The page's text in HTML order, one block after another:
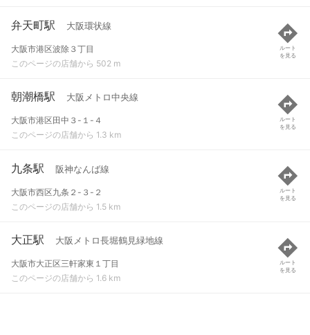
弁天町駅 大阪環状線
大阪市港区波除３丁目
このページの店舗から 502 m
ルート
を見る
朝潮橋駅 大阪メトロ中央線
大阪市港区田中３-１-４
このページの店舗から 1.3 km
ルート
を見る
九条駅 阪神なんば線
大阪市西区九条２-３-２
このページの店舗から 1.5 km
ルート
を見る
大正駅 大阪メトロ長堀鶴見緑地線
大阪市大正区三軒家東１丁目
このページの店舗から 1.6 km
ルート
を見る